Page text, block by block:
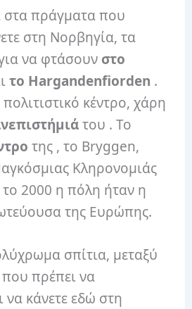
στα πράγματα που
στη Νορβηγία, τα
να φτάσουν στο
το Hargandenfiorden .
κέντρο, χάρη
του . Το
της , το Bryggen,
Κληρονομιάς
το 2000 η πόλη ήταν η
της Ευρώπης.
σπίτια, μεταξύ
πρέπει να
να κάνετε εδώ στη